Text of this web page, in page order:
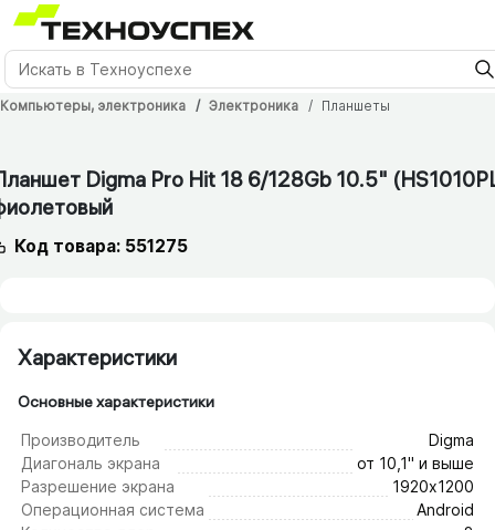
Компьютеры, электроника Электроника Планшеты
Digma Pro Hit 18 6/​128Gb 10.5"
Код товара: 551275
Характеристики
Основные характеристики
Производитель
Digma
Диагональ экрана
от 10,1" и выше
Разрешение экрана
1920х1200
Операционная система
Android